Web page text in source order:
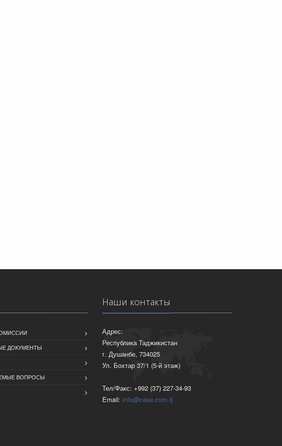
ДОКУМЕНТЫ
ВОПРОСЫ
Наши контакты
Адрес:
Республика Таджикистан
г. Душанбе, 734025
Ул. Бохтар 37/1 (5-й этаж)
Тел/Факс: +992 (37) 227-34-93
Email: info@case.com.tj